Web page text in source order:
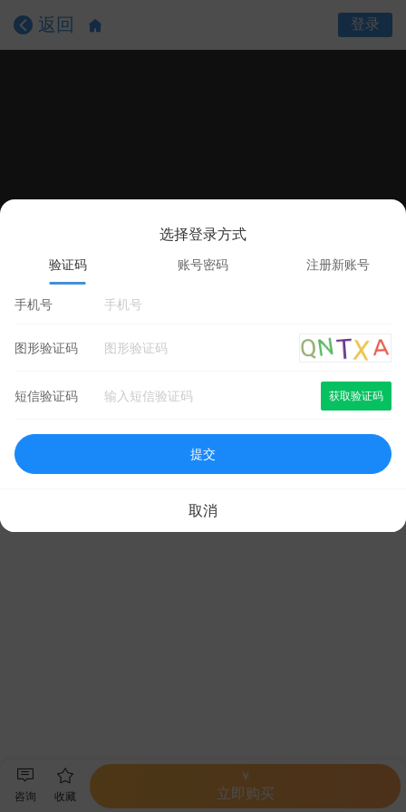
返回 登录
咨询 收藏
￥
立即购买
选择登录方式
验证码 账号密码 注册新账号
手机号
图形验证码
短信验证码 获取验证码
提交
取消